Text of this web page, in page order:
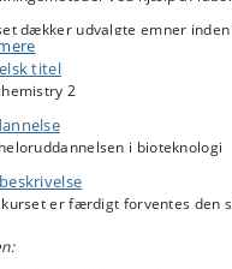
dækker udvalgte emner
2)
emner er enzymkinetik,
kulhydrat- og
vil også give eksempler på
fra lægemiddel-,
titel
2
i bioteknologi
er færdigt forventes den